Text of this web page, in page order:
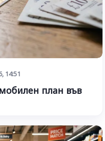
14:51
план във